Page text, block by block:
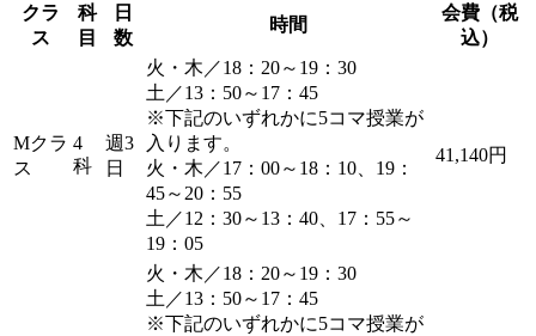
クラ
ス
科
目
日
数
時間
会費（税
込）
Mクラ
ス
4
科
週3
日
火・木／18：20～19：30
土／13：50～17：45
※下記のいずれかに5コマ授業が
入ります。
火・木／17：00～18：10、19：
45～20：55
土／12：30～13：40、17：55～
19：05
41,140円
火・木／18：20～19：30
土／13：50～17：45
※下記のいずれかに5コマ授業が